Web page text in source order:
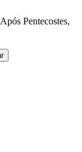
Pentecostes,